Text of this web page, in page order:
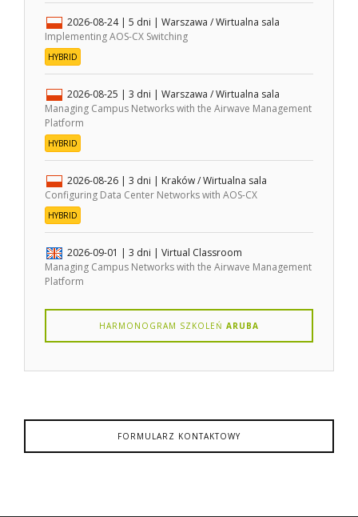
2026-08-24 | 5 dni | Warszawa / Wirtualna sala
Implementing AOS-CX Switching
HYBRID
2026-08-25 | 3 dni | Warszawa / Wirtualna sala
Managing Campus Networks with the Airwave Management
Platform
HYBRID
2026-08-26 | 3 dni | Kraków / Wirtualna sala
Configuring Data Center Networks with AOS-CX
HYBRID
2026-09-01 | 3 dni | Virtual Classroom
Managing Campus Networks with the Airwave Management
Platform
HARMONOGRAM SZKOLEŃ ARUBA
FORMULARZ KONTAKTOWY